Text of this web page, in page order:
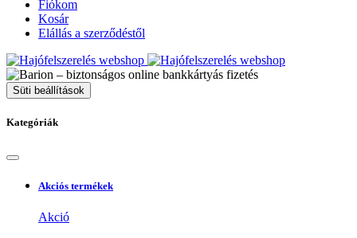
Fiókom
Kosár
Elállás a szerződéstől
Süti beállítások
Kategóriák
Akciós termékek
Akció